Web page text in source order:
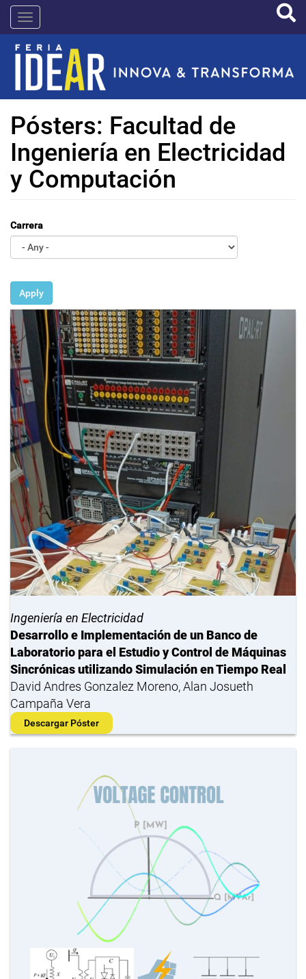
Pasar
contenido
principal
IDEAR
Pósters: Facultad de
Ingeniería en Electricidad
y Computación
Carrera
Apply
Ingeniería en Electricidad
Desarrollo e Implementación de un Banco de
Laboratorio para el Estudio y Control de Máquinas
Sincrónicas utilizando Simulación en Tiempo Real
David Andres Gonzalez Moreno, Alan Josueth
Campaña Vera
Descargar Póster